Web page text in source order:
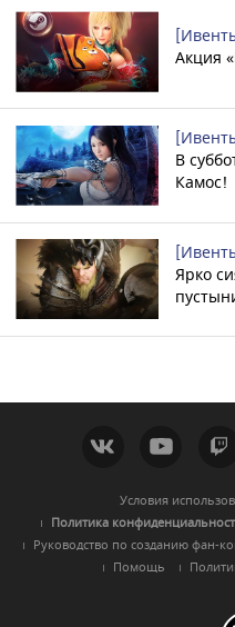
Акция
В
Камос!
Ярко
Условия
Политика
Руководство по созданию фан-
Помощь